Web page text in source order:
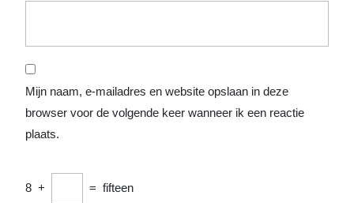
Mijn naam, e-mailadres en website opslaan in deze
browser voor de volgende keer wanneer ik een reactie
plaats.
8 + = fifteen